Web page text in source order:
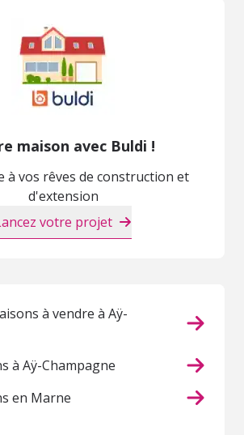
maison avec Buldi !
à vos rêves de construction et
d'extension
votre projet
à vendre à Aÿ-
à Aÿ-Champagne
en Marne